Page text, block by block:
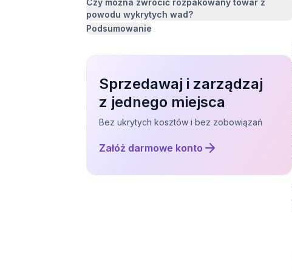
powodu wykrytych wad?
Podsumowanie
Sprzedawaj i zarządzaj
z jednego miejsca
Bez ukrytych kosztów i bez zobowiązań
Załóż darmowe konto